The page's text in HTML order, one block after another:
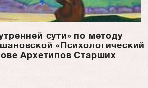
сути» по методу
«Психологический
Архетипов Старших